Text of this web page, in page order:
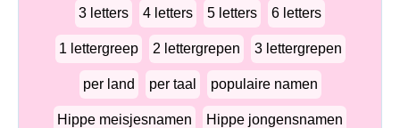
3 letters 4 letters 5 letters 6 letters
1 lettergreep 2 lettergrepen 3 lettergrepen
per land per taal populaire namen
Hippe meisjesnamen Hippe jongensnamen